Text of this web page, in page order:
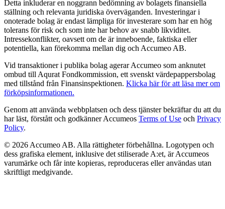
Detta inkluderar en noggrann bedömning av bolagets finansiella
ställning och relevanta juridiska överväganden. Investeringar i
onoterade bolag är endast lämpliga för investerare som har en hög
tolerans för risk och som inte har behov av snabb likviditet.
Intressekonflikter, oavsett om de är inneboende, faktiska eller
potentiella, kan förekomma mellan dig och Accumeo AB.
Vid transaktioner i publika bolag agerar Accumeo som anknutet
ombud till Aqurat Fondkommission, ett svenskt värdepappersbolag
med tillstånd från Finansinspektionen. Klicka här för att läsa mer om
förköpsinformationen.
Genom att använda webbplatsen och dess tjänster bekräftar du att du
har läst, förstått och godkänner Accumeos Terms of Use och Privacy
Policy.
© 2026 Accumeo AB. Alla rättigheter förbehållna. Logotypen och
dess grafiska element, inklusive det stiliserade A:et, är Accumeos
varumärke och får inte kopieras, reproduceras eller användas utan
skriftligt medgivande.